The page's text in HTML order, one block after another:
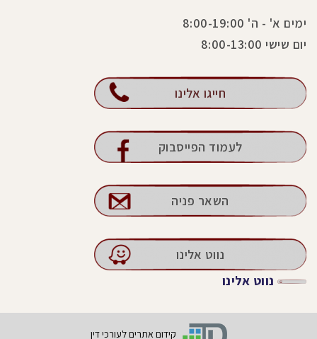
ימים א' - ה' 8:00-19:00
יום שישי 8:00-13:00
חייגו אלינו
לעמוד הפייסבוק
השאר פניה
נווט אלינו
נווט אלינו
קידום אתרים לעורכי דין